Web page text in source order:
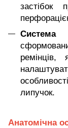
застібок
Система
липучок.
Анатомічна